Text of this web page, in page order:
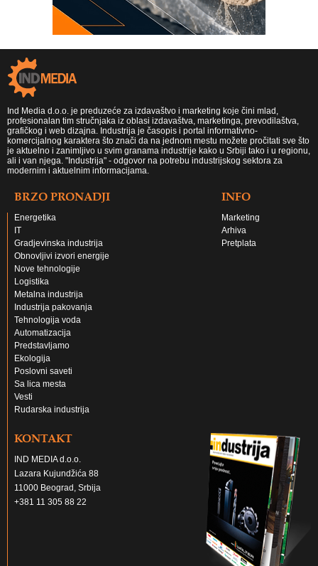
Ind Media d.o.o. je preduzeće za izdavaštvo i marketing koje čini mlad,
profesionalan tim stručnjaka iz oblasi izdavaštva, marketinga, prevodilaštva,
grafičkog i web dizajna. Industrija je časopis i portal informativno-
komercijalnog karaktera što znači da na jednom mestu možete pročitati sve što
je aktuelno i zanimljivo u svim granama industrije kako u Srbiji tako i u regionu,
ali i van njega. "Industrija" - odgovor na potrebu industrijskog sektora za
modernim i aktuelnim informacijama.
BRZO PRONADJI
Energetika
IT
Gradjevinska industrija
Obnovljivi izvori energije
Nove tehnologije
Logistika
Metalna industrija
Industrija pakovanja
Tehnologija voda
Automatizacija
Predstavljamo
Ekologija
Poslovni saveti
Sa lica mesta
Vesti
Rudarska industrija
INFO
Marketing
Arhiva
Pretplata
KONTAKT
IND MEDIA d.o.o.
Lazara Kujundžića 88
11000 Beograd, Srbija
+381 11 305 88 22